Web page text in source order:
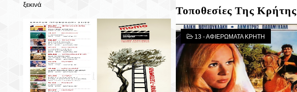
ξεκινά
Τοποθεσίες Της Κρήτης
13 - ΑΦΙΕΡΩΜΑΤΑ ΚΡΗΤΗ